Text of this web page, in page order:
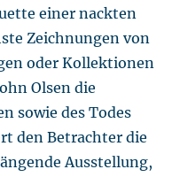
einer nackten
Zeichnungen von
oder Kollektionen
Olsen die
sowie des Todes
den Betrachter die
Ausstellung,